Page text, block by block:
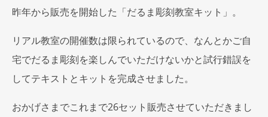
昨年から販売を開始した「だるま彫刻教室キット」。
リアル教室の開催数は限られているので、なんとかご自
宅でだるま彫刻を楽しんでいただけないかと試行錯誤を
してテキストとキットを完成させました。
おかげさまでこれまで26セット販売させていただきまし